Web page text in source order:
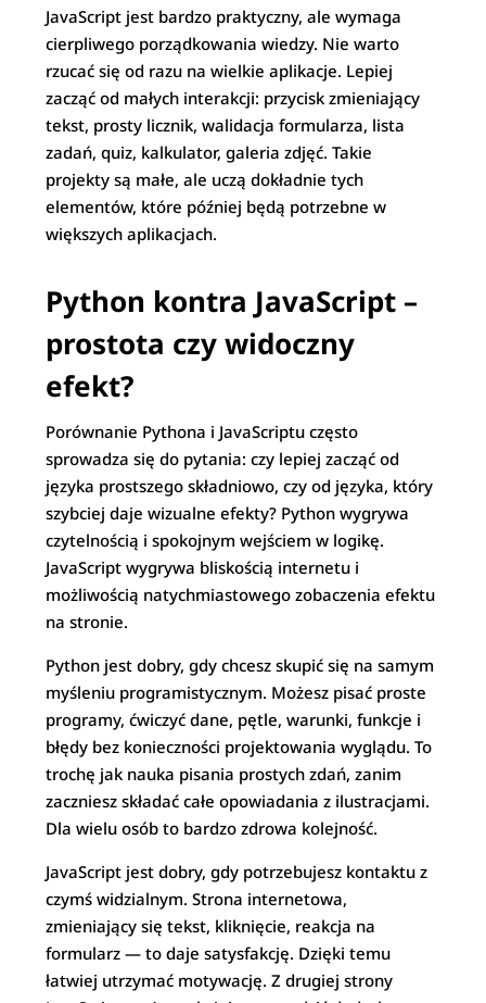
JavaScript jest bardzo praktyczny, ale wymaga
cierpliwego porządkowania wiedzy. Nie warto
rzucać się od razu na wielkie aplikacje. Lepiej
zacząć od małych interakcji: przycisk zmieniający
tekst, prosty licznik, walidacja formularza, lista
zadań, quiz, kalkulator, galeria zdjęć. Takie
projekty są małe, ale uczą dokładnie tych
elementów, które później będą potrzebne w
większych aplikacjach.
Python kontra JavaScript –
prostota czy widoczny
efekt?
Porównanie Pythona i JavaScriptu często
sprowadza się do pytania: czy lepiej zacząć od
języka prostszego składniowo, czy od języka, który
szybciej daje wizualne efekty? Python wygrywa
czytelnością i spokojnym wejściem w logikę.
JavaScript wygrywa bliskością internetu i
możliwością natychmiastowego zobaczenia efektu
na stronie.
Python jest dobry, gdy chcesz skupić się na samym
myśleniu programistycznym. Możesz pisać proste
programy, ćwiczyć dane, pętle, warunki, funkcje i
błędy bez konieczności projektowania wyglądu. To
trochę jak nauka pisania prostych zdań, zanim
zaczniesz składać całe opowiadania z ilustracjami.
Dla wielu osób to bardzo zdrowa kolejność.
JavaScript jest dobry, gdy potrzebujesz kontaktu z
czymś widzialnym. Strona internetowa,
zmieniający się tekst, kliknięcie, reakcja na
formularz — to daje satysfakcję. Dzięki temu
łatwiej utrzymać motywację. Z drugiej strony